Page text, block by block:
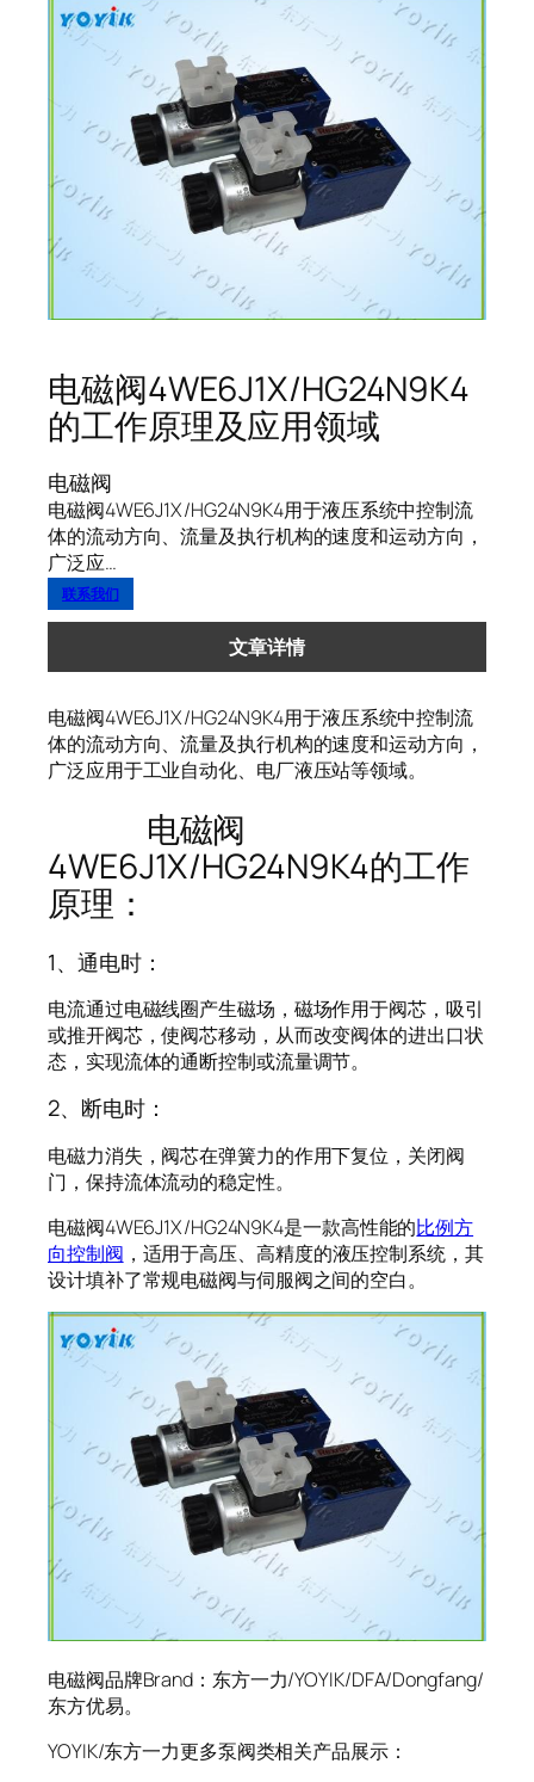
电磁阀4WE6J1X/HG24N9K4
的工作原理及应用领域
电磁阀
电磁阀4WE6J1X/HG24N9K4用于液压系统中控制流
体的流动方向、流量及执行机构的速度和运动方向，
广泛应…
联系我们
文章详情
电磁阀4WE6J1X/HG24N9K4用于液压系统中控制流
体的流动方向、流量及执行机构的速度和运动方向，
广泛应用于工业自动化、电厂液压站等领域。
电磁阀
4WE6J1X/HG24N9K4的工作
原理：
1、通电时：
电流通过电磁线圈产生磁场，磁场作用于阀芯，吸引
或推开阀芯，使阀芯移动，从而改变阀体的进出口状
态，实现流体的通断控制或流量调节。
2、断电时：
电磁力消失，阀芯在弹簧力的作用下复位，关闭阀
门，保持流体流动的稳定性。
电磁阀4WE6J1X/HG24N9K4是一款高性能的比例方
向控制阀 ，适用于高压、高精度的液压控制系统，其
设计填补了常规电磁阀与伺服阀之间的空白。
电磁阀品牌Brand：东方一力/YOYIK/DFA/Dongfang/
东方优易。
YOYIK/东方一力更多泵阀类相关产品展示：